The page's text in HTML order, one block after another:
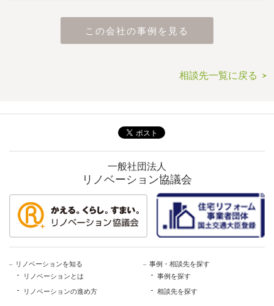
この会社の事例を見る
相談先一覧に戻る
一般社団法人
リノベーション協議会
リノベーションを知る
リノベーションとは
リノベーションの進め方
事例・相談先を探す
事例を探す
相談先を探す